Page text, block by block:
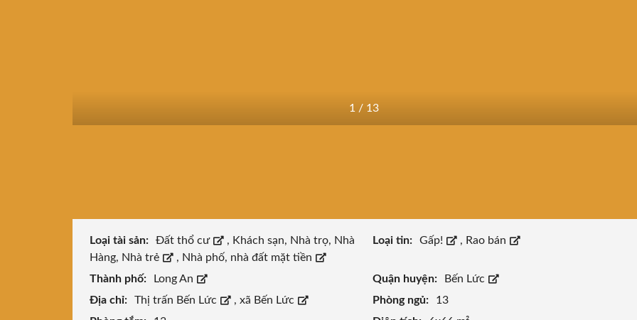
1 / 13
Loại tài sản: Đất thổ cư , Khách sạn, Nhà trọ, Nhà
Hàng, Nhà trẻ
, Nhà phố, nhà đất mặt tiền
Loại tin: Gấp! , Rao bán
Thành phố: Long An Quận huyện:
Bến Lức
Địa chỉ:
Thị trấn Bến Lức , xã Bến Lức Phòng ngủ:
13